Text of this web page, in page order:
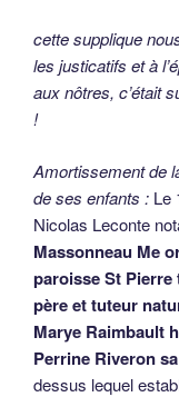
cette supplique
les justicatifs et à
aux nôtres, c’était
!
Amortissement de
de ses enfants : Le
Nicolas Leconte
Massonneau Me
paroisse St
père et tuteur
Marye Raimbault
Perrine Riveron
dessus lequel